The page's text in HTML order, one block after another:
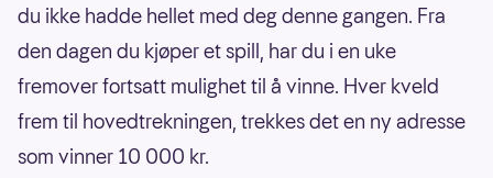
du ikke hadde hellet med deg denne gangen. Fra
den dagen du kjøper et spill, har du i en uke
fremover fortsatt mulighet til å vinne. Hver kveld
frem til hovedtrekningen, trekkes det en ny adresse
som vinner 10 000 kr.